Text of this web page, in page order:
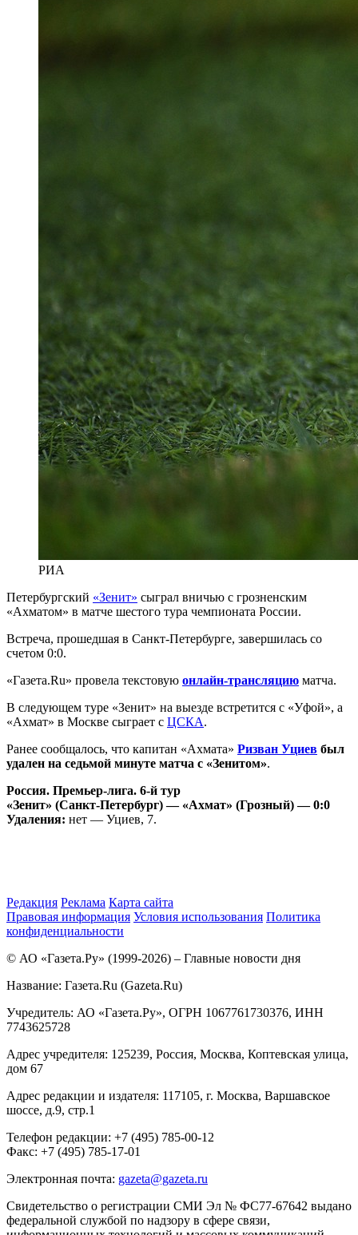
РИА
Петербургский «Зенит» сыграл вничью с грозненским
«Ахматом» в матче шестого тура чемпионата России.
Встреча, прошедшая в Санкт-Петербурге, завершилась со
счетом 0:0.
«Газета.Ru» провела текстовую онлайн-трансляцию матча.
В следующем туре «Зенит» на выезде встретится с «Уфой», а
«Ахмат» в Москве сыграет с ЦСКА.
Ранее сообщалось, что капитан «Ахмата» Ризван Уциев был
удален на седьмой минуте матча с «Зенитом».
Россия. Премьер-лига. 6-й тур
«Зенит» (Санкт-Петербург) — «Ахмат» (Грозный) — 0:0
Удаления: нет — Уциев, 7.
Редакция Реклама Карта сайта
Правовая информация Условия использования Политика
конфиденциальности
© АО «Газета.Ру» (1999-2026) – Главные новости дня
Название: Газета.Ru (Gazeta.Ru)
Учредитель: АО «Газета.Ру», ОГРН 1067761730376, ИНН
7743625728
Адрес учредителя: 125239, Россия, Москва, Коптевская улица,
дом 67
Адрес редакции и издателя: 117105, г. Москва, Варшавское
шоссе, д.9, стр.1
Телефон редакции: +7 (495) 785-00-12
Факс: +7 (495) 785-17-01
Электронная почта: gazeta@gazeta.ru
Свидетельство о регистрации СМИ Эл № ФС77-67642 выдано
федеральной службой по надзору в сфере связи,